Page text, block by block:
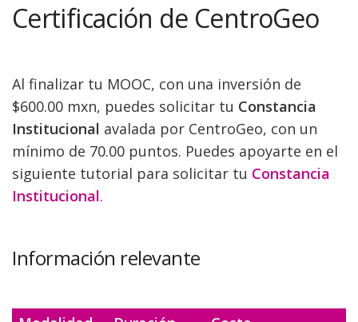
Certificación de CentroGeo
Al finalizar tu MOOC, con una inversión de
$600.00 mxn, puedes solicitar tu Constancia
Institucional avalada por CentroGeo, con un
mínimo de 70.00 puntos. Puedes apoyarte en el
siguiente tutorial para solicitar tu Constancia
Institucional.
Información relevante